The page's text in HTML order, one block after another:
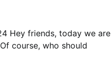
Hey friends, today we
course, who should